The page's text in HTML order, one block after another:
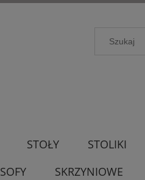
STOŁY STOLIKI
SOFY SKRZYNIOWE